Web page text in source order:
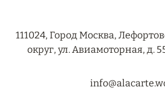
111024, Город Москва,
округ, ул. Авиамоторная, д.